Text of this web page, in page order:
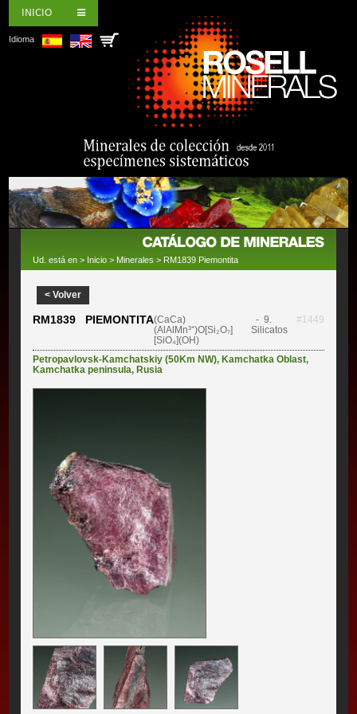
INICIO
Idioma
Ud. está en > Inicio > Minerales > RM1839 Piemontita
< Volver
RM1839 PIEMONTITA(CaCa)
(AlAlMn³⁺)O[Si₂O₇]
[SiO₄](OH)
- 9.
Silicatos
#1449
Petropavlovsk-Kamchatskiy (50Km NW), Kamchatka Oblast,
Kamchatka peninsula, Rusia